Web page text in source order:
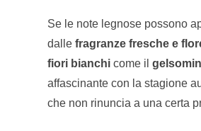
Se le note legnose possono
dalle fragranze fresche e
fiori bianchi come il
affascinante con la stagione
che non rinuncia a una certa